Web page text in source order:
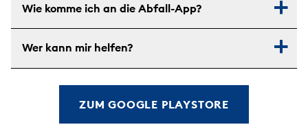
Wie komme ich an die Abfall-App?
Wer kann mir helfen?
ZUM GOOGLE PLAYSTORE